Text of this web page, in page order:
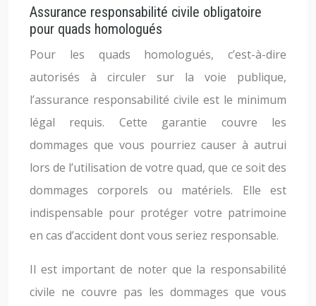
Assurance responsabilité civile obligatoire
pour quads homologués
Pour les quads homologués, c’est-à-dire
autorisés à circuler sur la voie publique,
l’assurance responsabilité civile est le minimum
légal requis. Cette garantie couvre les
dommages que vous pourriez causer à autrui
lors de l’utilisation de votre quad, que ce soit des
dommages corporels ou matériels. Elle est
indispensable pour protéger votre patrimoine
en cas d’accident dont vous seriez responsable.
Il est important de noter que la responsabilité
civile ne couvre pas les dommages que vous